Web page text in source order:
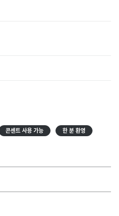
콘센트 사용 가능 한 분 환영